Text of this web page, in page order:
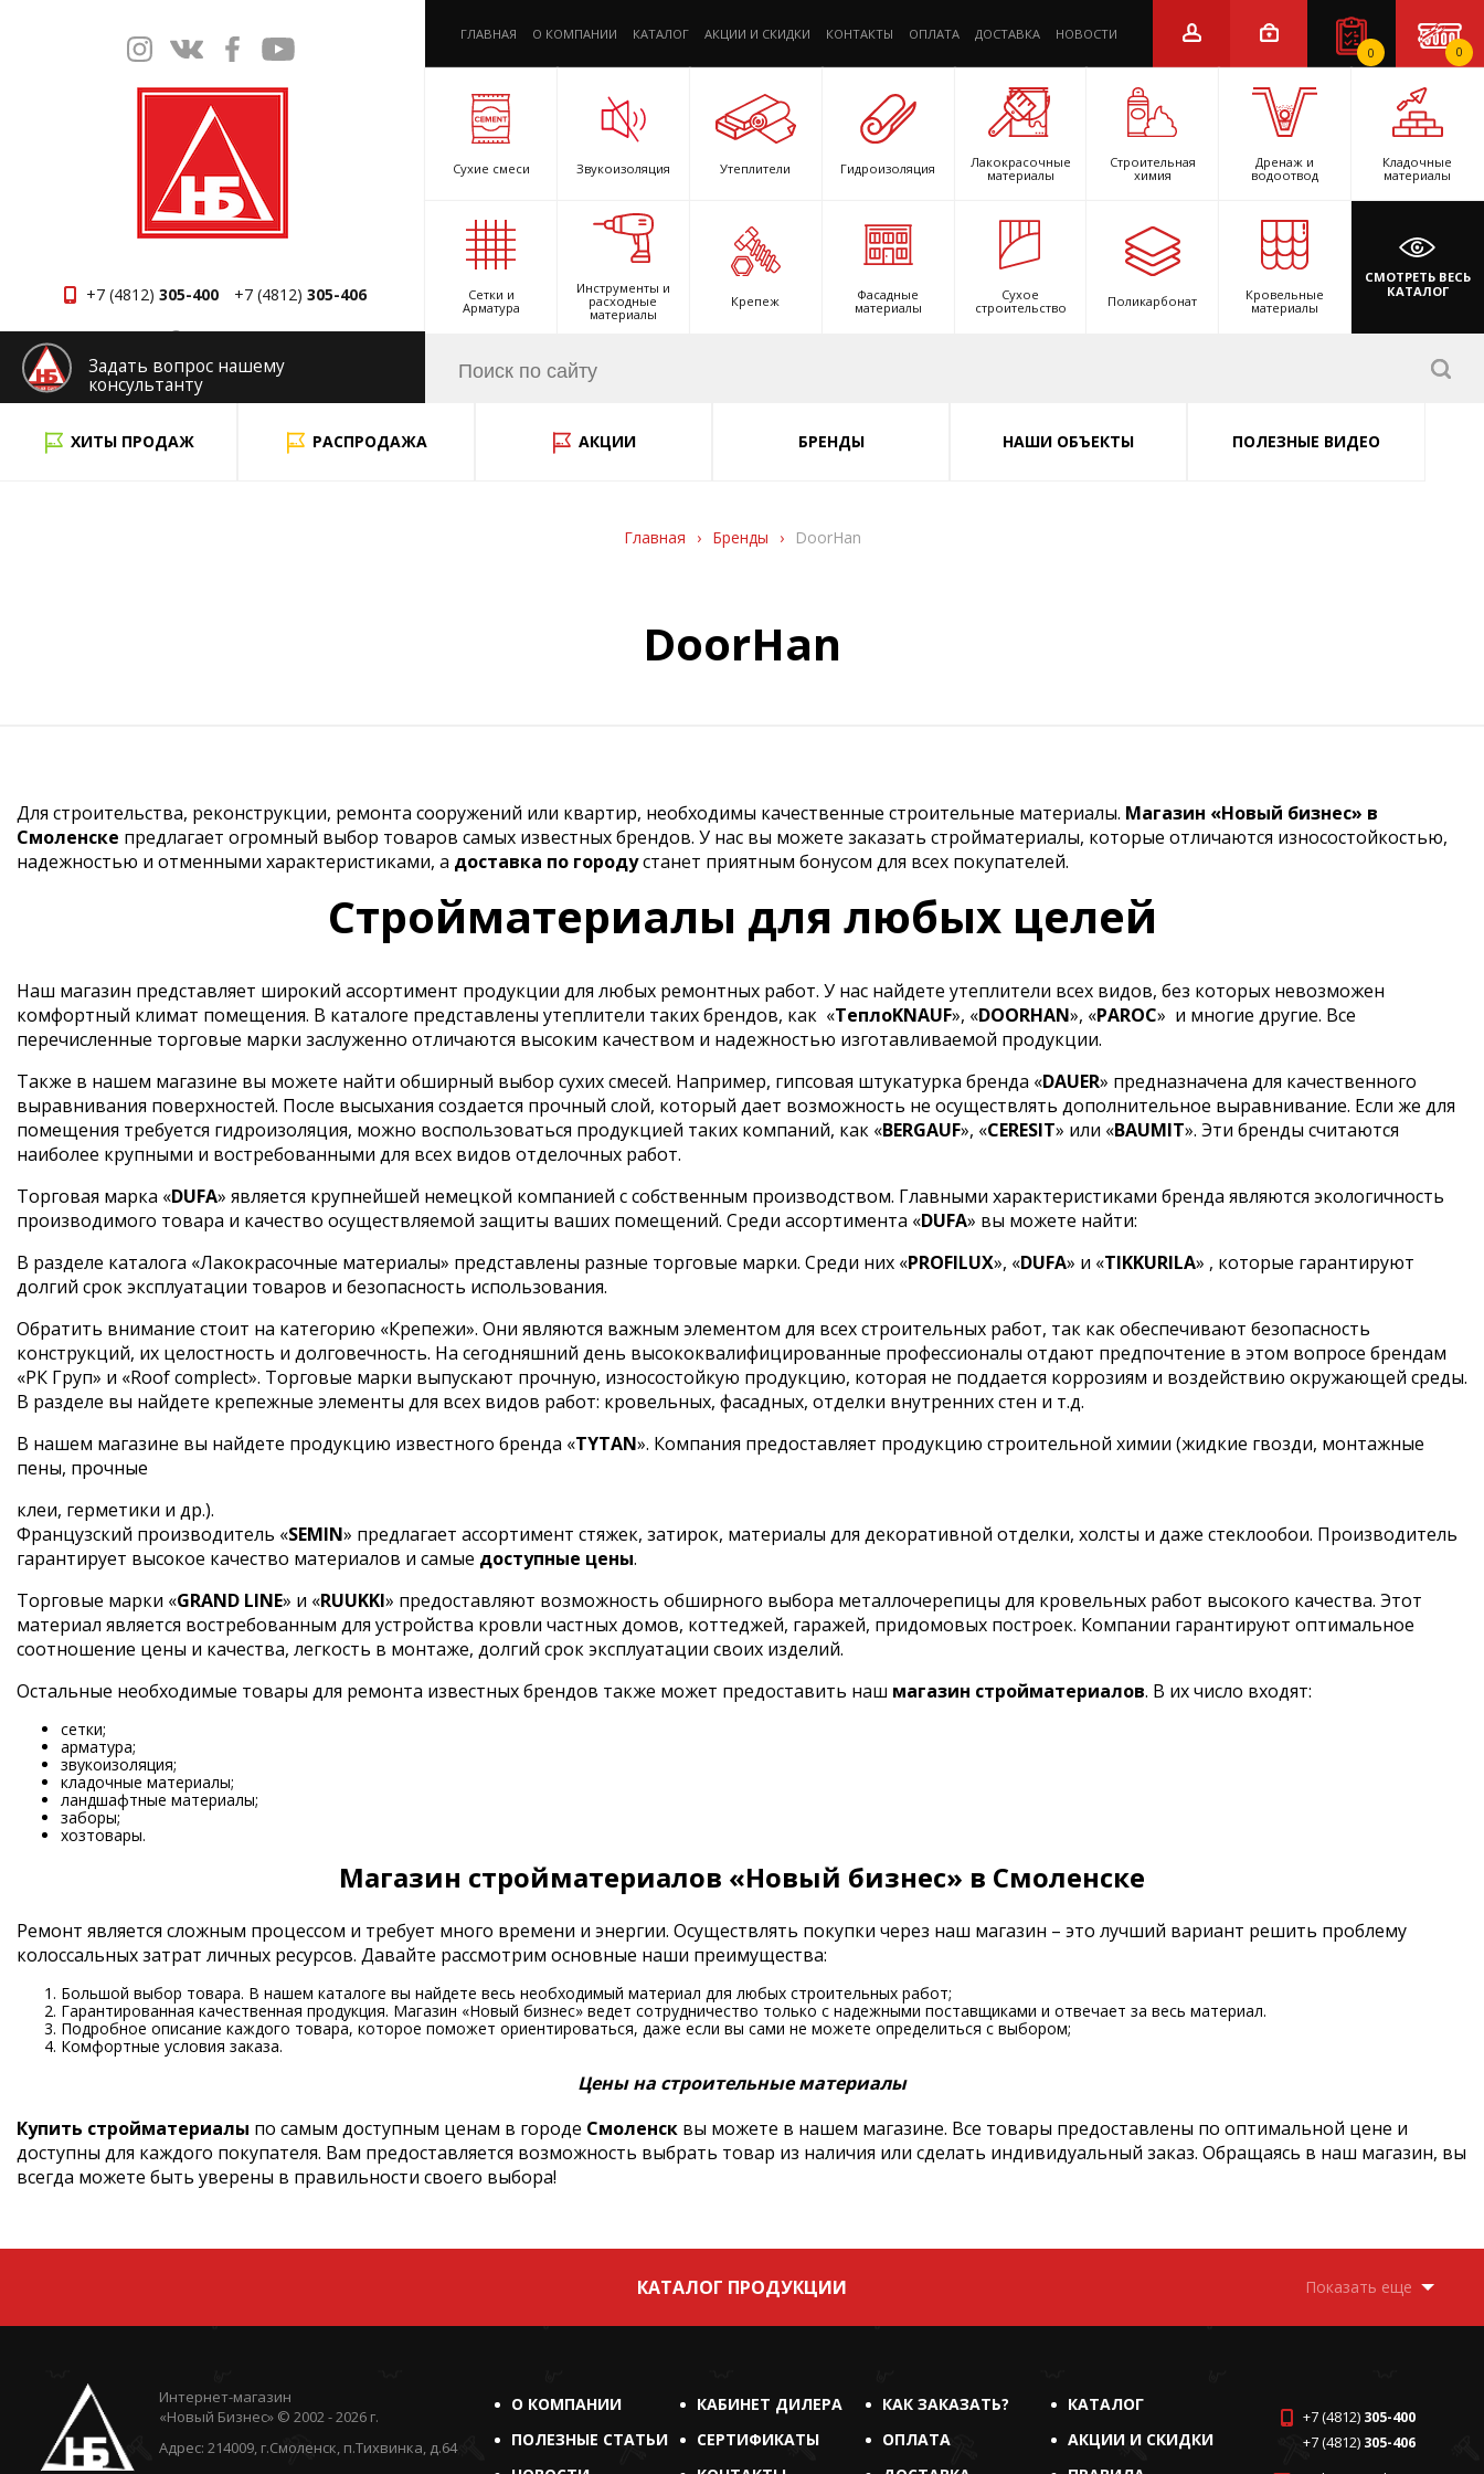
+7 (4812) 305-400 +7 (4812) 305-406
Смоленск
ГЛАВНАЯ О КОМПАНИИ КАТАЛОГ АКЦИИ И СКИДКИ КОНТАКТЫ ОПЛАТА ДОСТАВКА НОВОСТИ
0 0
Сухие смеси Звукоизоляция Утеплители Гидроизоляция
Лакокрасочные
материалы
Строительная
химия
Дренаж и
водоотвод
Кладочные
материалы
Сетки и
Арматура
Инструменты и
расходные
материалы
Крепеж
Фасадные
материалы
Сухое
строительство
Поликарбонат
Кровельные
материалы
СМОТРЕТЬ ВЕСЬ
КАТАЛОГ
Задать вопрос нашему
консультанту
ХИТЫ ПРОДАЖ
РАСПРОДАЖА АКЦИИ БРЕНДЫ НАШИ ОБЪЕКТЫ ПОЛЕЗНЫЕ ВИДЕО
Главная › Бренды › DoorHan
DoorHan
Для строительства, реконструкции, ремонта сооружений или квартир, необходимы качественные строительные материалы. Магазин «Новый бизнес» в
Смоленске предлагает огромный выбор товаров самых известных брендов. У нас вы можете заказать стройматериалы, которые отличаются износостойкостью,
надежностью и отменными характеристиками, а доставка по городустанет приятным бонусом для всех покупателей.
Стройматериалы для любых целей
Наш магазин представляет широкий ассортимент продукции для любых ремонтных работ. У нас найдете утеплители всех видов, без которых невозможен
комфортный климат помещения. В каталоге представлены утеплители таких брендов, как «ТеплоKNAUF», «DOORHAN», «PAROC» и многие другие. Все
перечисленные торговые марки заслуженно отличаются высоким качеством и надежностью изготавливаемой продукции.
Также в нашем магазине вы можете найти обширный выбор сухих смесей. Например, гипсовая штукатурка бренда «DAUER» предназначена для качественного
выравнивания поверхностей. После высыхания создается прочный слой, который дает возможность не осуществлять дополнительное выравнивание. Если же для
помещения требуется гидроизоляция, можно воспользоваться продукцией таких компаний, как «BERGAUF», «CERESIT» или «BAUMIT». Эти бренды считаются
наиболее крупными и востребованными для всех видов отделочных работ.
Торговая марка «DUFA» является крупнейшей немецкой компанией с собственным производством. Главными характеристиками бренда являются экологичность
производимого товара и качество осуществляемой защиты ваших помещений. Среди ассортимента «DUFA» вы можете найти:
В разделе каталога «Лакокрасочные материалы» представлены разные торговые марки. Среди них «PROFILUX», «DUFA» и «TIKKURILA» , которые гарантируют
долгий срок эксплуатации товаров и безопасность использования.
Обратить внимание стоит на категорию «Крепежи». Они являются важным элементом для всех строительных работ, так как обеспечивают безопасность
конструкций, их целостность и долговечность. На сегодняшний день высококвалифицированные профессионалы отдают предпочтение в этом вопросе брендам
«РК Груп» и «Roof complect». Торговые марки выпускают прочную, износостойкую продукцию, которая не поддается коррозиям и воздействию окружающей среды.
В разделе вы найдете крепежные элементы для всех видов работ: кровельных, фасадных, отделки внутренних стен и т.д.
В нашем магазине вы найдете продукцию известного бренда «TYTAN». Компания предоставляет продукцию строительной химии (жидкие гвозди, монтажные
пены, прочные
клеи, герметики и др.).
Французский производитель «SEMIN» предлагает ассортимент стяжек, затирок, материалы для декоративной отделки, холсты и даже стеклообои. Производитель
гарантирует высокое качество материалов и самые доступные цены.
Торговые марки «GRAND LINE» и «RUUKKI» предоставляют возможность обширного выбора металлочерепицы для кровельных работ высокого качества. Этот
материал является востребованным для устройства кровли частных домов, коттеджей, гаражей, придомовых построек. Компании гарантируют оптимальное
соотношение цены и качества, легкость в монтаже, долгий срок эксплуатации своих изделий.
Остальные необходимые товары для ремонта известных брендов также может предоставить наш магазин стройматериалов. В их число входят:
сетки;
арматура;
звукоизоляция;
кладочные материалы;
ландшафтные материалы;
заборы;
хозтовары.
Магазин стройматериалов «Новый бизнес» в Смоленске
Ремонт является сложным процессом и требует много времени и энергии. Осуществлять покупки через наш магазин – это лучший вариант решить проблему
колоссальных затрат личных ресурсов. Давайте рассмотрим основные наши преимущества:
Большой выбор товара. В нашем каталоге вы найдете весь необходимый материал для любых строительных работ;
Гарантированная качественная продукция. Магазин «Новый бизнес» ведет сотрудничество только с надежными поставщиками и отвечает за весь материал.
Подробное описание каждого товара, которое поможет ориентироваться, даже если вы сами не можете определиться с выбором;
Комфортные условия заказа.
Цены на строительные материалы
Купить стройматериалы по самым доступным ценам в городе Смоленск вы можете в нашем магазине. Все товары предоставлены по оптимальной цене и
доступны для каждого покупателя. Вам предоставляется возможность выбрать товар из наличия или сделать индивидуальный заказ. Обращаясь в наш магазин, вы
всегда можете быть уверены в правильности своего выбора!
КАТАЛОГ ПРОДУКЦИИ Показать еще
Интернет-магазин
«Новый Бизнес» © 2002 - 2026 г.
Адрес: 214009, г.Смоленск, п.Тихвинка, д.64
О КОМПАНИИ
КАБИНЕТ ДИЛЕРА
ПОЛЕЗНЫЕ СТАТЬИ
СЕРТИФИКАТЫ
КАК ЗАКАЗАТЬ?
КАТАЛОГ
ОПЛАТА
АКЦИИ И СКИДКИ
+7 (4812) 305-400
+7 (4812) 305-406